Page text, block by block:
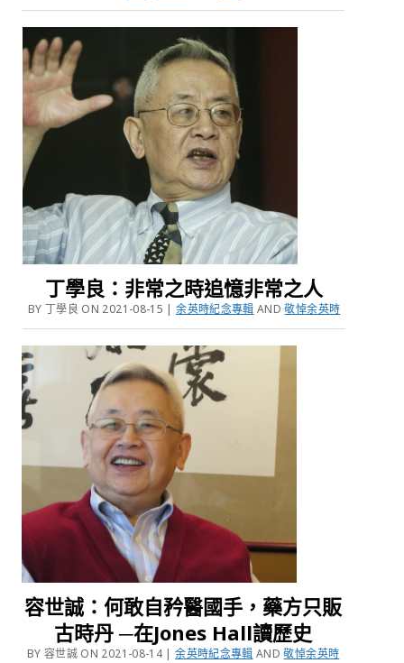
丁學良：非常之時追憶非常之人
BY 丁學良 ON 2021-08-15 |余英時紀念專輯 AND敬悼余英時
容世誠：何敢自矜醫國手，藥方只販
古時丹 ─在Jones Hall讀歷史
BY 容世誠 ON 2021-08-14 |余英時紀念專輯 AND敬悼余英時